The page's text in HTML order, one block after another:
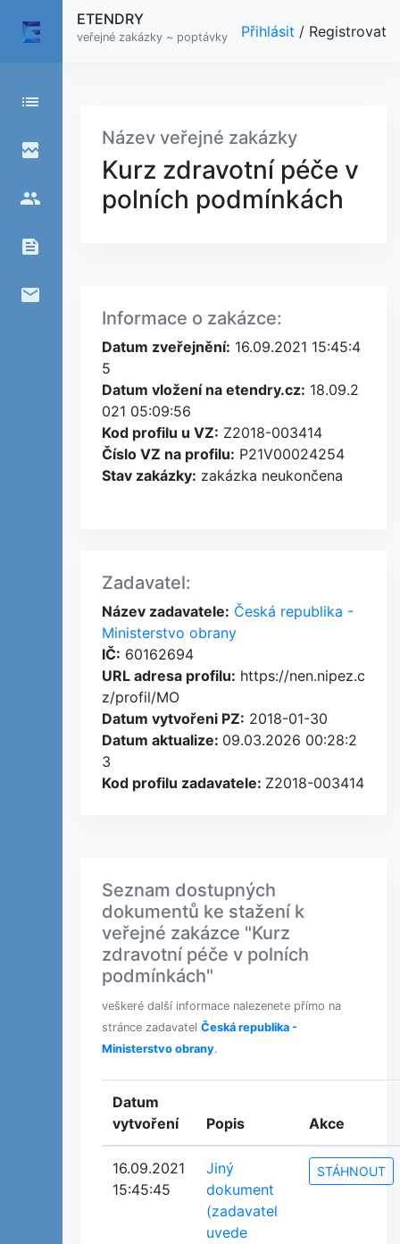
list
broken_image
people
feed
email
ETENDRY
veřejné zakázky ~ poptávky Přihlásit / Registrovat
Název veřejné zakázky
Kurz zdravotní péče v
polních podmínkách
Informace o zakázce:
Datum zveřejnění: 16.09.2021 15:45:4
5
Datum vložení na etendry.cz: 18.09.2
021 05:09:56
Kod profilu u VZ: Z2018-003414
Číslo VZ na profilu: P21V00024254
Stav zakázky: zakázka neukončena
Zadavatel:
Název zadavatele: Česká republika -
Ministerstvo obrany
IČ: 60162694
URL adresa profilu: https://nen.nipez.c
z/profil/MO
Datum vytvořeni PZ: 2018-01-30
Datum aktualize: 09.03.2026 00:28:2
3
Kod profilu zadavatele: Z2018-003414
Seznam dostupných
dokumentů ke stažení k
veřejné zakázce "Kurz
zdravotní péče v polních
podmínkách"
veškeré další informace nalezenete přímo na
stránce zadavatel Česká republika -
Ministerstvo obrany.
Datum
vytvoření
Popis Akce
16.09.2021
15:45:45
Jiný
dokument
(zadavatel
uvede
STÁHNOUT